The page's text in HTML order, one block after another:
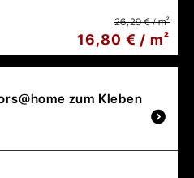
26,29 € / m²
16,80 € / m²
zum Kleben